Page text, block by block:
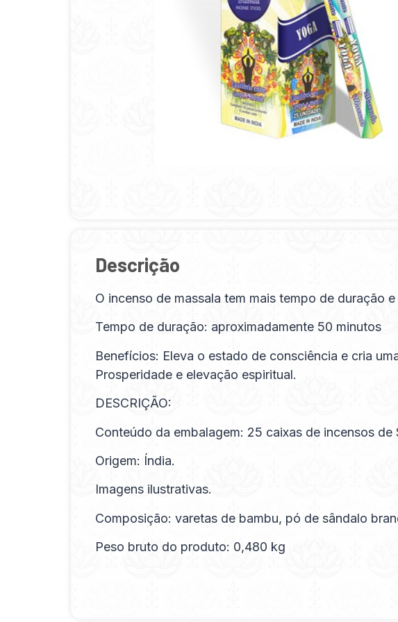
Descrição
O incenso de massala tem mais tempo de duração
Tempo de duração: aproximadamente 50 minutos
Benefícios: Eleva o estado de consciência e cria
Prosperidade e elevação espiritual.
DESCRIÇÃO:
Conteúdo da embalagem: 25 caixas de incensos
Origem: Índia.
Imagens ilustrativas.
Composição: varetas de bambu, pó de sândalo
Peso bruto do produto: 0,480 kg